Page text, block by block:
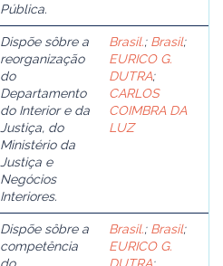
Pública.
Dispõe sôbre a
reorganização
do
Departamento
do Interior e da
Justiça, do
Ministério da
Justiça e
Negócios
Interiores.
Brasil.; Brasil;
EURICO G.
DUTRA;
CARLOS
COIMBRA DA
LUZ
Dispõe sôbre a
competência
Brasil.; Brasil;
EURICO G.